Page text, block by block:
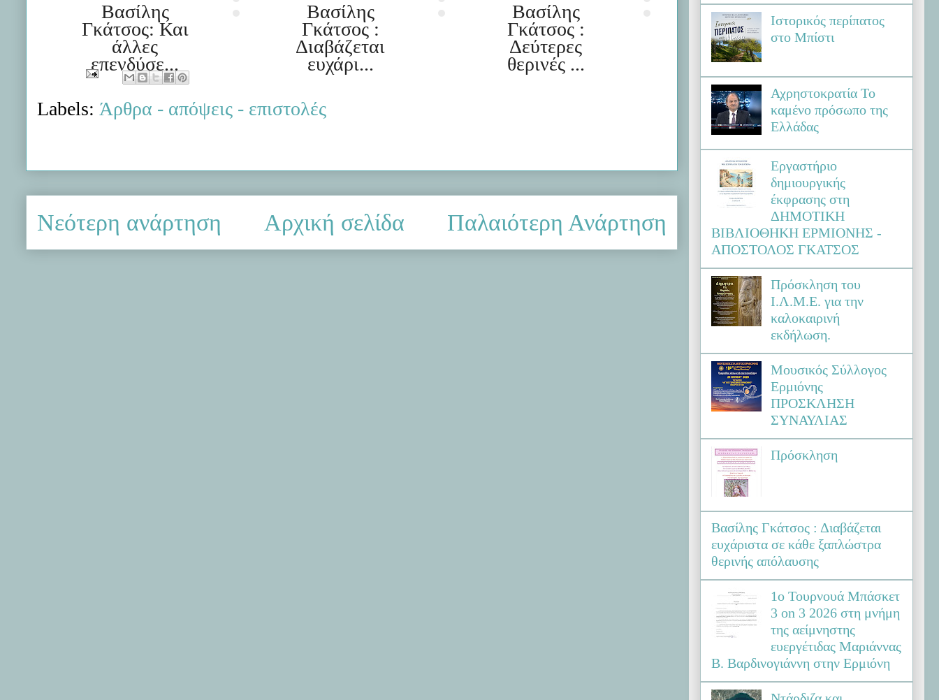
Βασίλης
Γκάτσος: Και
άλλες
επενδύσε...
Βασίλης
Γκάτσος :
Διαβάζεται
ευχάρι...
Βασίλης
Γκάτσος :
Δεύτερες
θερινές ...
Labels: Άρθρα - απόψεις - επιστολές
Νεότερη ανάρτηση Παλαιότερη Ανάρτηση
Αρχική σελίδα
Ιστορικός περίπατος
στο Μπίστι
Αχρηστοκρατία Το
καμένο πρόσωπο της
Ελλάδας
Εργαστήριο
δημιουργικής
έκφρασης στη
ΔΗΜΟΤΙΚΗ
ΒΙΒΛΙΟΘΗΚΗ ΕΡΜΙΟΝΗΣ -
ΑΠΟΣΤΟΛΟΣ ΓΚΑΤΣΟΣ
Πρόσκληση του
Ι.Λ.Μ.Ε. για την
καλοκαιρινή
εκδήλωση.
Μουσικός Σύλλογος
Ερμιόνης
ΠΡΟΣΚΛΗΣΗ
ΣΥΝΑΥΛΙΑΣ
Πρόσκληση
Βασίλης Γκάτσος : Διαβάζεται
ευχάριστα σε κάθε ξαπλώστρα
θερινής απόλαυσης
1ο Τουρνουά Μπάσκετ
3 on 3 2026 στη μνήμη
της αείμνηστης
ευεργέτιδας Μαριάννας
Β. Βαρδινογιάννη στην Ερμιόνη